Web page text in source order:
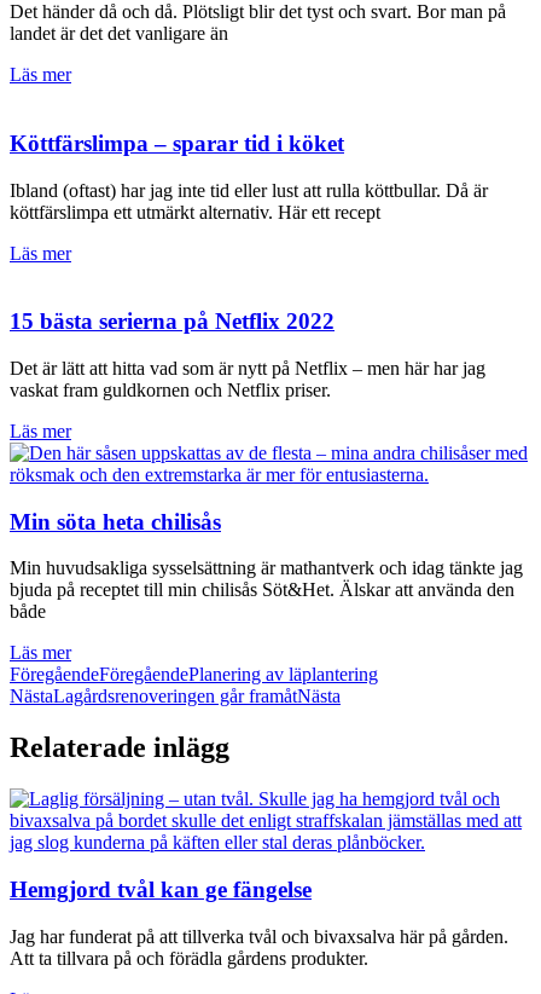
Det händer då och då. Plötsligt blir det tyst och svart. Bor man på
landet är det det vanligare än
Läs mer
Köttfärslimpa – sparar tid i köket
Ibland (oftast) har jag inte tid eller lust att rulla köttbullar. Då är
köttfärslimpa ett utmärkt alternativ. Här ett recept
Läs mer
15 bästa serierna på Netflix 2022
Det är lätt att hitta vad som är nytt på Netflix – men här har jag
vaskat fram guldkornen och Netflix priser.
Läs mer
Min söta heta chilisås
Min huvudsakliga sysselsättning är mathantverk och idag tänkte jag
bjuda på receptet till min chilisås Söt&Het. Älskar att använda den
både
Läs mer
FöregåendeFöregåendePlanering av läplantering
NästaLagårdsrenoveringen går framåtNästa
Relaterade inlägg
Hemgjord tvål kan ge fängelse
Jag har funderat på att tillverka tvål och bivaxsalva här på gården.
Att ta tillvara på och förädla gårdens produkter.